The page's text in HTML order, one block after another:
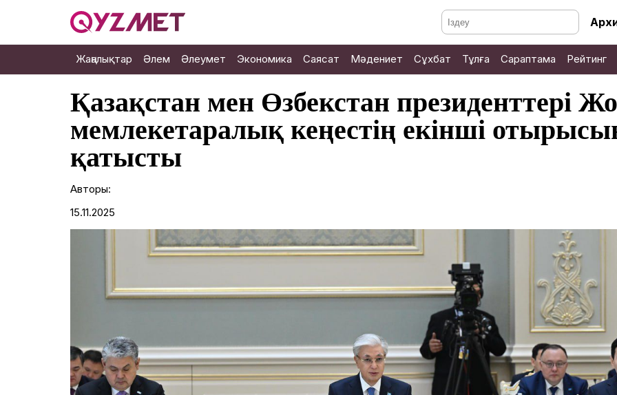
Жаңалықтар Әлем Әлеумет Экономика Саясат Мәдениет Сұхбат Тұлға Сараптама Рейтинг
Қазақстан мен Өзбекстан президенттері
мемлекетаралық кеңестің екінші
қатысты
Авторы:
15.11.2025